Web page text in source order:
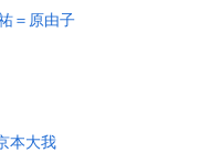
＝原由子
本大我